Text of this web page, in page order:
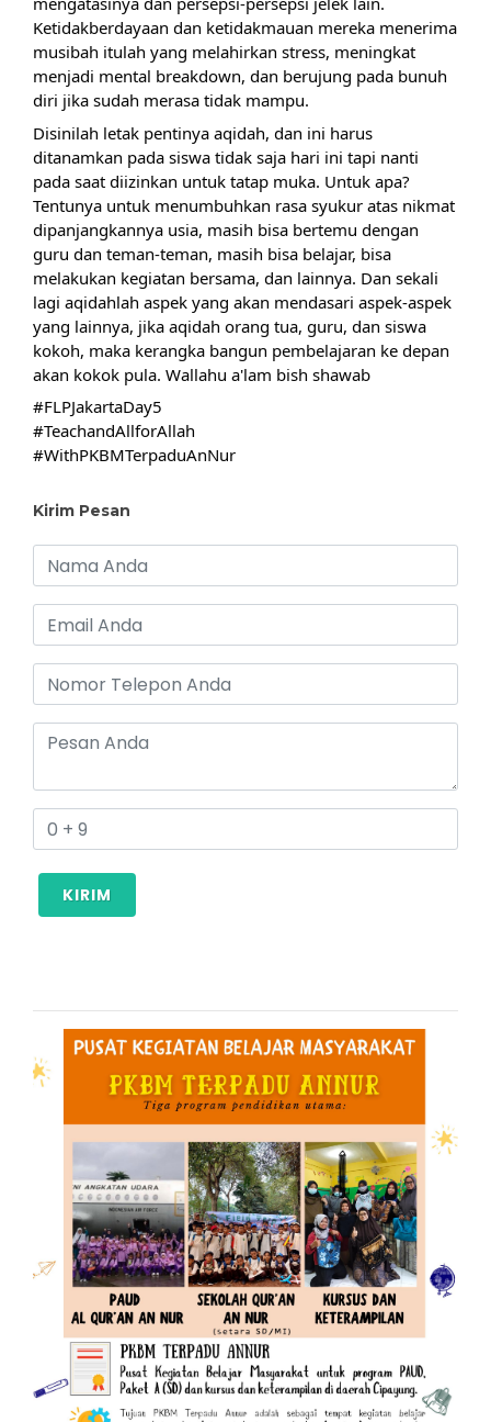
Ketidakberdayaan dan ketidakmauan mereka menerima
musibah itulah yang melahirkan stress, meningkat
menjadi mental breakdown, dan berujung pada bunuh
diri jika sudah merasa tidak mampu.
Disinilah letak pentinya aqidah, dan ini harus
ditanamkan pada siswa tidak saja hari ini tapi nanti
pada saat diizinkan untuk tatap muka. Untuk apa?
Tentunya untuk menumbuhkan rasa syukur atas nikmat
dipanjangkannya usia, masih bisa bertemu dengan
guru dan teman-teman, masih bisa belajar, bisa
melakukan kegiatan bersama, dan lainnya. Dan sekali
lagi aqidahlah aspek yang akan mendasari aspek-aspek
yang lainnya, jika aqidah orang tua, guru, dan siswa
kokoh, maka kerangka bangun pembelajaran ke depan
akan kokok pula. Wallahu a'lam bish shawab
#FLPJakartaDay5
#TeachandAllforAllah
#WithPKBMTerpaduAnNur
Kirim Pesan
KIRIM